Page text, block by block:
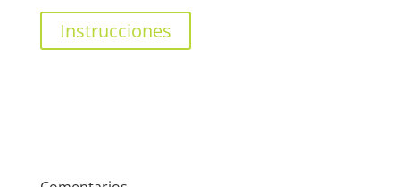
Instrucciones